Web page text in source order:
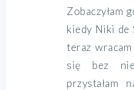
Zobaczyłam
kiedy Niki de
teraz
się bez
przystałam